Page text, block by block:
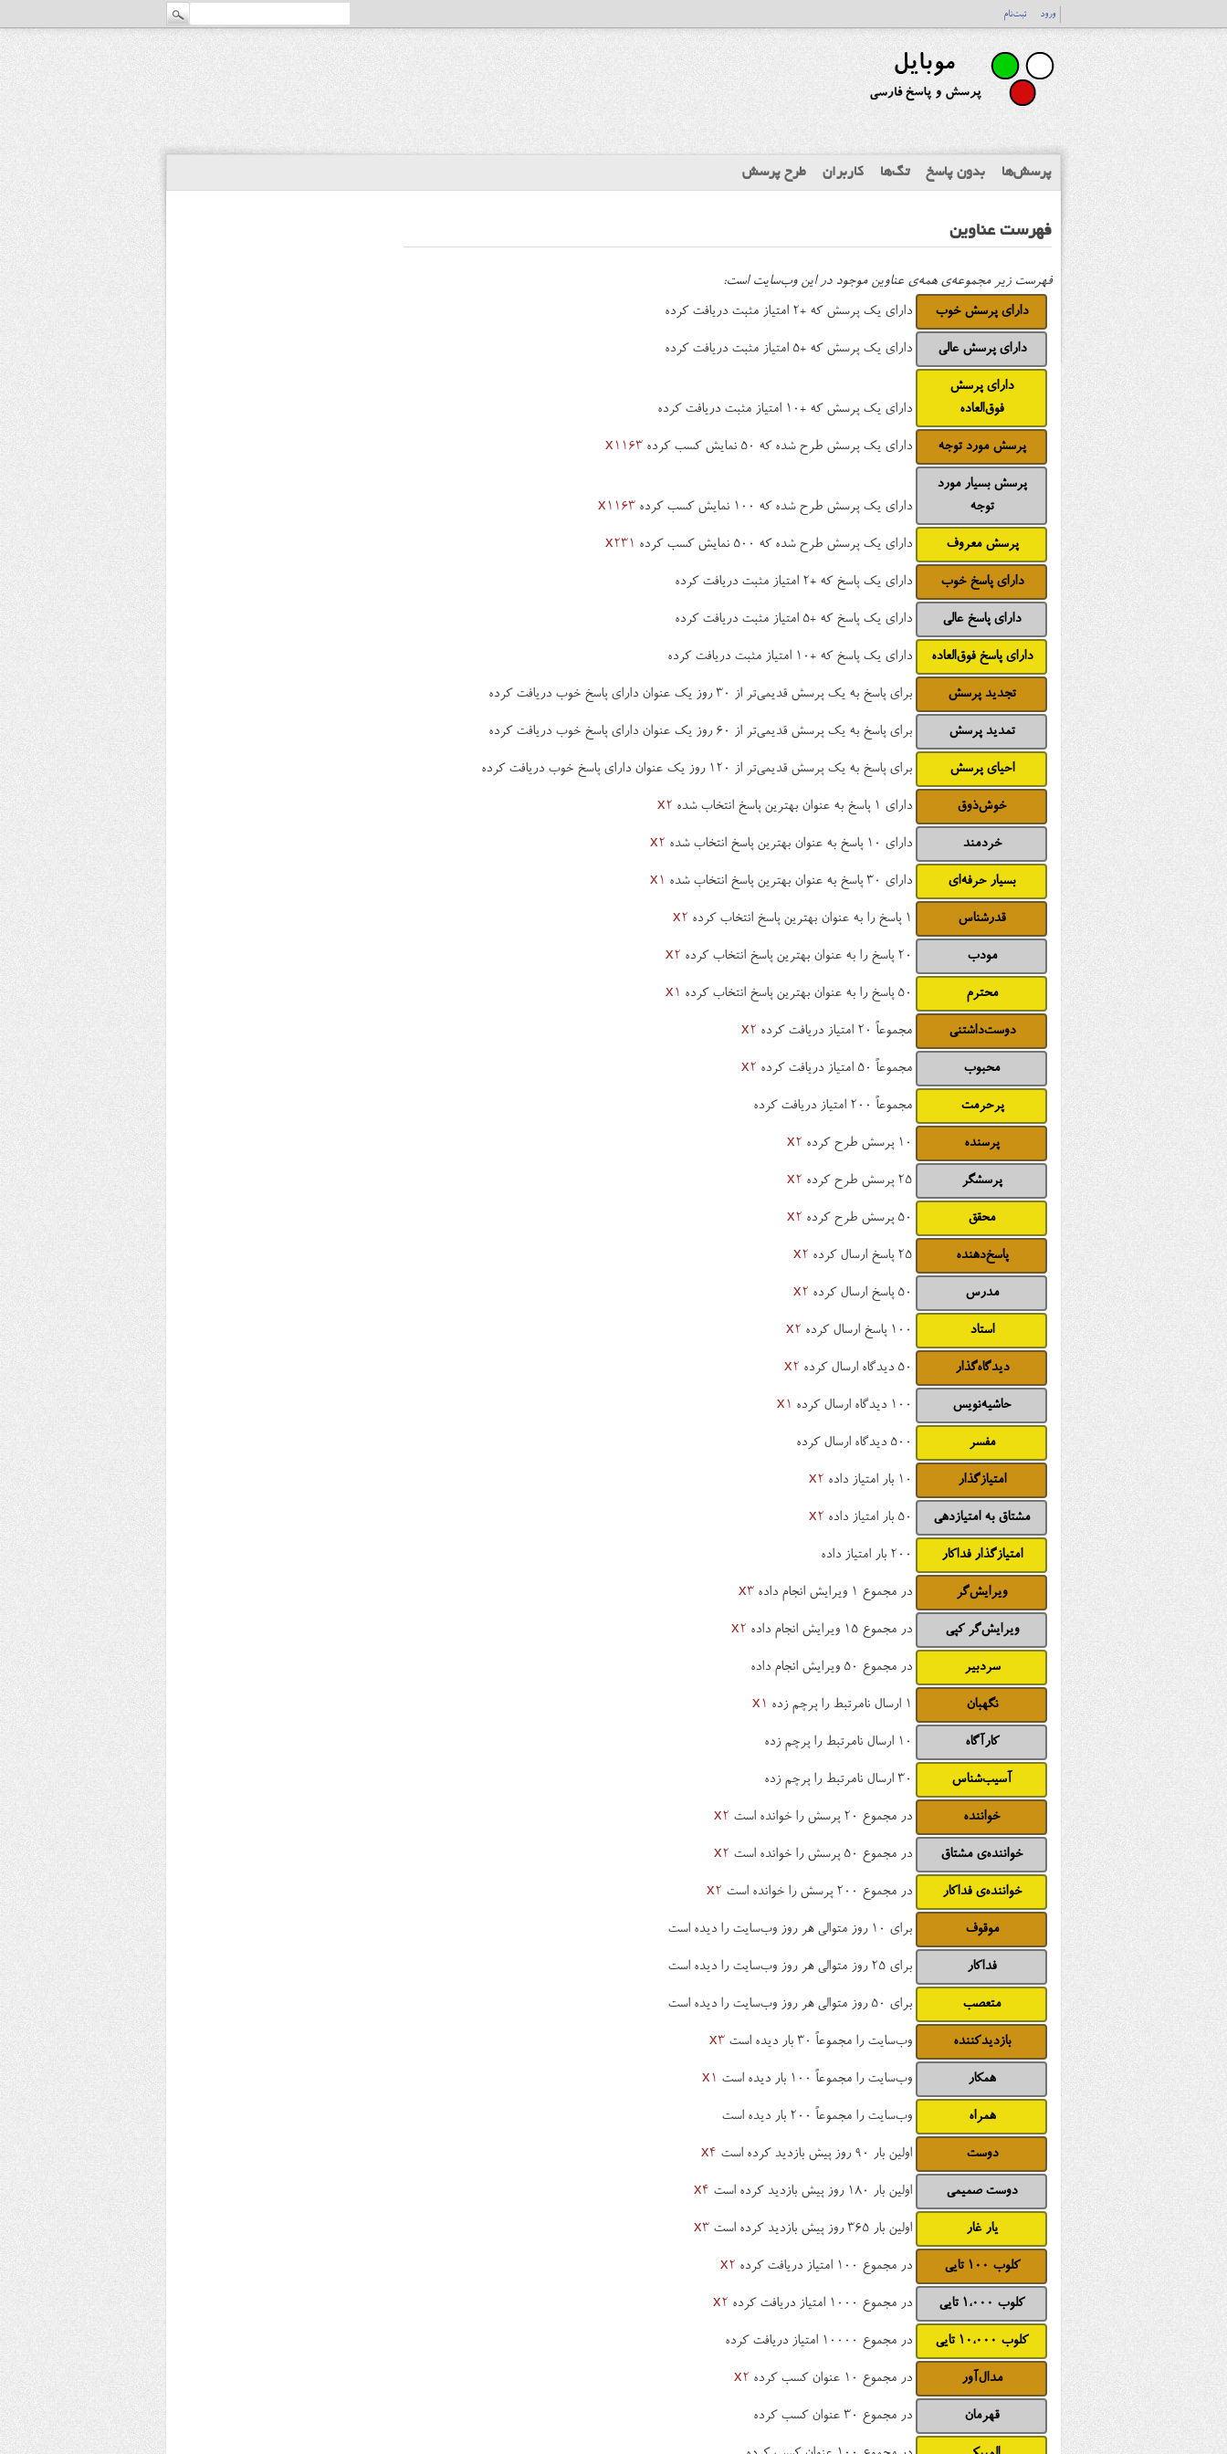
ورود ثبت‌نام
پرسش‌ها بدون پاسخ تگ‌ها کاربران طرح پرسش
فهرست عناوین
فهرست زیر مجموعه‌ی همه‌ی عناوین موجود در این وب‌سایت است:
دارای پرسش خوب
دارای یک پرسش که +2 امتیاز مثبت دریافت کرده
دارای پرسش عالی دارای یک پرسش که +5 امتیاز مثبت دریافت کرده
دارای پرسش
فوق‌العاده
دارای یک پرسش که +10 امتیاز مثبت دریافت کرده
پرسش مورد توجه دارای یک پرسش طرح شده که 50 نمایش کسب کرده x1163
پرسش بسیار مورد
توجه
دارای یک پرسش طرح شده که 100 نمایش کسب کرده x1163
پرسش معروف دارای یک پرسش طرح شده که 500 نمایش کسب کرده x231
دارای پاسخ خوب دارای یک پاسخ که +2 امتیاز مثبت دریافت کرده
دارای پاسخ عالی دارای یک پاسخ که +5 امتیاز مثبت دریافت کرده
دارای پاسخ فوق‌العاده دارای یک پاسخ که +10 امتیاز مثبت دریافت کرده
تجدید پرسش برای پاسخ به یک پرسش قدیمی‌تر از 30 روز یک عنوان دارای پاسخ خوب دریافت کرده
تمدید پرسش برای پاسخ به یک پرسش قدیمی‌تر از 60 روز یک عنوان دارای پاسخ خوب دریافت کرده
احیای پرسش برای پاسخ به یک پرسش قدیمی‌تر از 120 روز یک عنوان دارای پاسخ خوب دریافت کرده
خوش‌ذوق دارای 1 پاسخ به عنوان بهترین پاسخ انتخاب شده x2
خردمند دارای 10 پاسخ به عنوان بهترین پاسخ انتخاب شده x2
بسیار حرفه‌ای دارای 30 پاسخ به عنوان بهترین پاسخ انتخاب شده x1
قدرشناس 1 پاسخ را به عنوان بهترین پاسخ انتخاب کرده x2
مودب 20 پاسخ را به عنوان بهترین پاسخ انتخاب کرده x2
محترم 50 پاسخ را به عنوان بهترین پاسخ انتخاب کرده x1
دوست‌داشتنی مجموعاً 20 امتیاز دریافت کرده x2
محبوب مجموعاً 50 امتیاز دریافت کرده x2
پرحرمت مجموعاً 200 امتیاز دریافت کرده
پرسنده 10 پرسش طرح کرده x2
پرسشگر 25 پرسش طرح کرده x2
محقق 50 پرسش طرح کرده x2
پاسخ‌دهنده 25 پاسخ ارسال کرده x2
مدرس 50 پاسخ ارسال کرده x2
استاد 100 پاسخ ارسال کرده x2
دیدگاه‌گذار 50 دیدگاه ارسال کرده x2
حاشیه‌نویس 100 دیدگاه ارسال کرده x1
مفسر 500 دیدگاه ارسال کرده
امتیازگذار 10 بار امتیاز داده x2
مشتاق به امتیازدهی 50 بار امتیاز داده x2
امتیازگذار فداکار 200 بار امتیاز داده
ویرایش‌گر در مجموع 1 ویرایش انجام داده x3
ویرایش‌گر کپی در مجموع 15 ویرایش انجام داده x2
سردبیر در مجموع 50 ویرایش انجام داده
نگهبان 1 ارسال نامرتبط را پرچم زده x1
کارآگاه 10 ارسال نامرتبط را پرچم زده
آسیب‌شناس 30 ارسال نامرتبط را پرچم زده
خواننده در مجموع 20 پرسش را خوانده است x2
خواننده‌ی مشتاق در مجموع 50 پرسش را خوانده است x2
خواننده‌ی فداکار در مجموع 200 پرسش را خوانده است x2
موقوف برای 10 روز متوالی هر روز وب‌سایت را دیده است
فداکار برای 25 روز متوالی هر روز وب‌سایت را دیده است
متعصب برای 50 روز متوالی هر روز وب‌سایت را دیده است
بازدیدکننده وب‌سایت را مجموعاً 30 بار دیده است x3
همکار وب‌سایت را مجموعاً 100 بار دیده است x1
همراه وب‌سایت را مجموعاً 200 بار دیده است
دوست اولین بار 90 روز پیش بازدید کرده است x4
دوست صمیمی اولین بار 180 روز پیش بازدید کرده است x4
یار غار اولین بار 365 روز پیش بازدید کرده است x3
کلوب ۱۰۰ تایی در مجموع 100 امتیاز دریافت کرده x2
کلوب ۱،۰۰۰ تایی در مجموع 1000 امتیاز دریافت کرده x2
کلوب ۱۰،۰۰۰ تایی در مجموع 10000 امتیاز دریافت کرده
مدال‌آور در مجموع 10 عنوان کسب کرده x2
قهرمان در مجموع 30 عنوان کسب کرده